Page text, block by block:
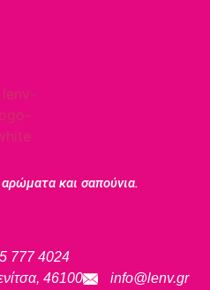
και σαπούνια.
777 4024
46100
info@lenv.gr